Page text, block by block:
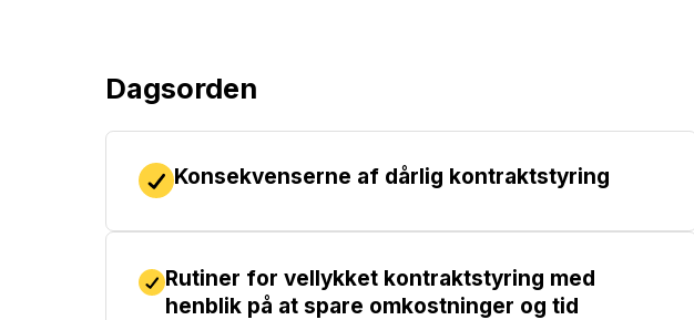
Dagsorden
Konsekvenserne af dårlig kontraktstyring
Rutiner for vellykket kontraktstyring med
henblik på at spare omkostninger og tid